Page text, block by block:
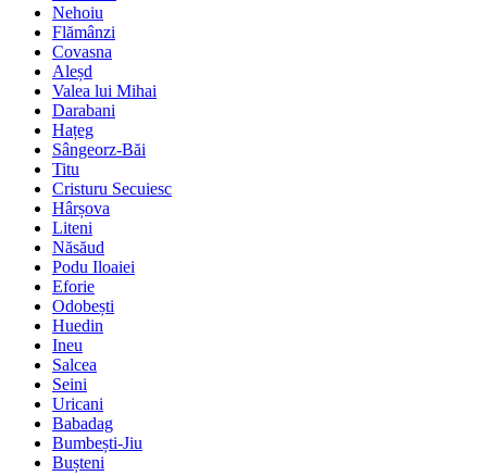
Nehoiu
Flămânzi
Covasna
Aleșd
Valea lui Mihai
Darabani
Hațeg
Sângeorz-Băi
Titu
Cristuru Secuiesc
Hârșova
Liteni
Năsăud
Podu Iloaiei
Eforie
Odobești
Huedin
Ineu
Salcea
Seini
Uricani
Babadag
Bumbești-Jiu
Bușteni